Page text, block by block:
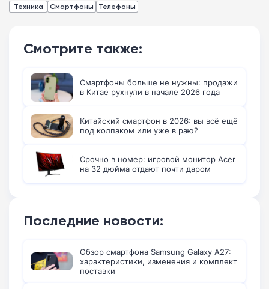
Техника Смартфоны Телефоны
Смотрите также:
Смартфоны больше не нужны: продажи
в Китае рухнули в начале 2026 года
Китайский смартфон в 2026: вы всё ещё
под колпаком или уже в раю?
Срочно в номер: игровой монитор Acer
на 32 дюйма отдают почти даром
Последние новости:
Обзор смартфона Samsung Galaxy A27:
характеристики, изменения и комплект
поставки